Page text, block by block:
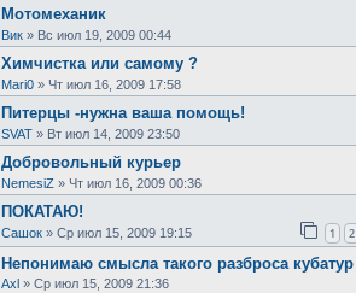
Мотомеханик
Вик » Вс июл 19, 2009 00:44
Химчистка или самому ?
Mari0 » Чт июл 16, 2009 17:58
Питерцы -нужна ваша помощь!
SVAT » Вт июл 14, 2009 23:50
Добровольный курьер
NemesiZ » Чт июл 16, 2009 00:36
ПОКАТАЮ!
Сашок » Ср июл 15, 2009 19:15 1 2
Непонимаю смысла такого разброса кубатур
Axl » Ср июл 15, 2009 21:36